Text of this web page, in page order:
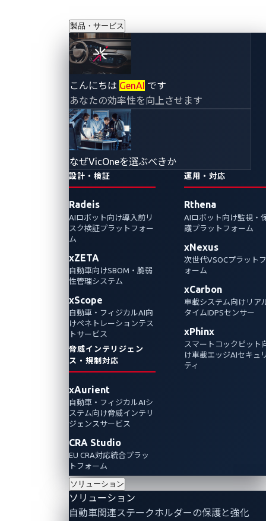
製品・サービス
こんにちは GenAI です
あなたの効率性を向上させます
なぜVicOneを選ぶべきか
設計・検証
Radeis
AIロボット向け導入前リ
スク検証プラットフォー
ム
xZETA
自動車向けSBOM・脆弱
性管理システム
xScope
自動車・フィジカルAI向
けペネトレーションテス
トサービス
脅威インテリジェン
ス・規制対応
xAurient
自動車・フィジカルAIシ
ステム向け脅威インテリ
ジェンスサービス
CRA Studio
EU CRA対応統合プラッ
トフォーム
運用・対応
Rthena
AIロボット向け監視・
護プラットフォーム
xNexus
次世代VSOCプラットフ
ォーム
xCarbon
車載システム向けリア
タイムIDPSセンサー
xPhinx
スマートコックピット
け車載エッジAIセキュ
ティ
ソリューション
ソリューション
自動車関連ステークホルダーの保護と強化